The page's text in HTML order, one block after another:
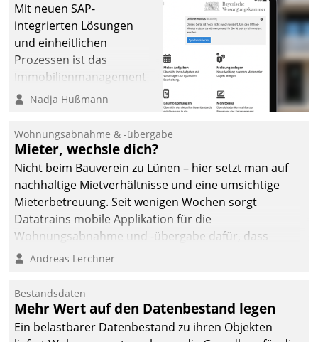
Mit neuen SAP-
integrierten Lösungen
und einheitlichen
Prozessen ist das
Immobilienmanagement
der Bayerischen
Ressort Kapitalanlage für
künftige Aufgaben und
Herausforderungen
gerüstet.
Nadja Hußmann
Wohnungsabnahme & -übergabe
Mieter, wechsle dich?
Nicht beim Bauverein zu Lünen – hier setzt man auf
nachhaltige Mietverhältnisse und eine umsichtige
Mieterbetreuung. Seit wenigen Wochen sorgt
Datatrains mobile Applikation für die
Wohnungsabnahme und -übergabe dafür, dass
Mieter wohlgeordnet kommen und, so es sein muss,
Andreas Lerchner
Bestandsdaten
Mehr Wert auf den Datenbestand legen
Ein belastbarer Datenbestand zu ihren Objekten